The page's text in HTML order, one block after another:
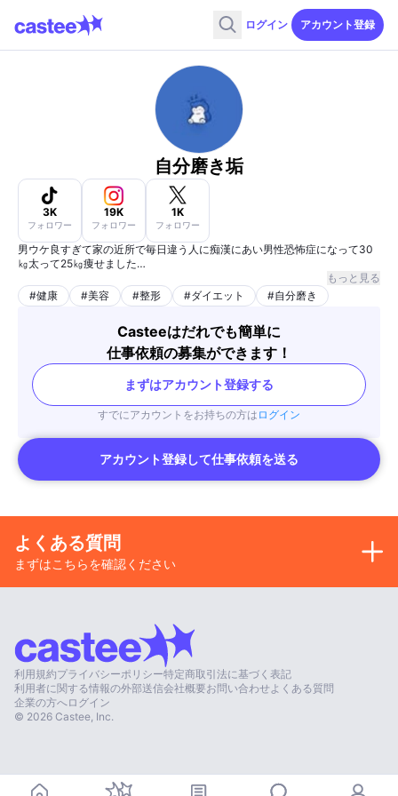
ログイン アカウント登録
自分磨き垢
3K
フォロワー
19K
フォロワー
1K
フォロワー
男ウケ良すぎて家の近所で毎日違う人に痴漢にあい男性恐怖症になって30
㎏太って25㎏痩せました
自己投資額3000万ぐらい
もっと見る
#健康 #美容 #整形 #ダイエット #自分磨き
Casteeはだれでも簡単に
仕事依頼の募集ができます！
まずはアカウント登録する
すでにアカウントをお持ちの方は ログイン
アカウント登録して仕事依頼を送る
よくある質問
まずはこちらを確認ください
利用規約プライバシーポリシー特定商取引法に基づく表記
利用者に関する情報の外部送信会社概要お問い合わせ よくある質問
企業の方へログイン
© 2026 Castee, Inc.